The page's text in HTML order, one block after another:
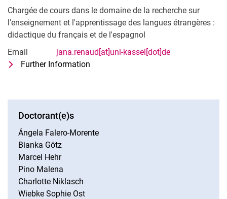
Chargée de cours dans le domaine de la recherche sur
l'enseignement et l'apprentissage des langues étrangères :
didactique du français et de l'espagnol
Email
jana.renaud[at]uni-kassel[dot]de
Further Information
Doctorant(e)s
Ángela Falero-Morente
Bianka Götz
Marcel Hehr
Pino Malena
Charlotte Niklasch
Wiebke Sophie Ost